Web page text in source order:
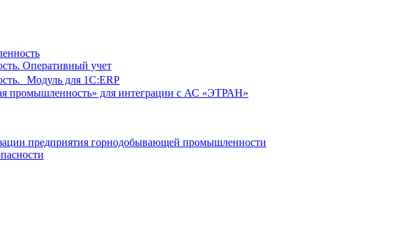
Оперативный учет
Модуль для 1С:ERP
промышленность» для интеграции с АС «ЭТРАН»
предприятия горнодобывающей промышленности